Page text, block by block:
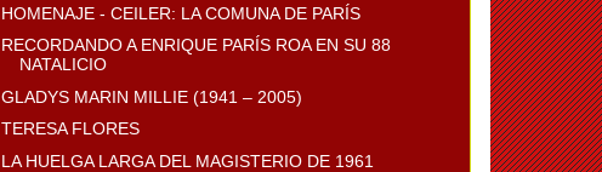
HOMENAJE - CEILER: LA COMUNA DE PARÍS
RECORDANDO A ENRIQUE PARÍS ROA EN SU 88
NATALICIO
GLADYS MARIN MILLIE (1941 – 2005)
TERESA FLORES
LA HUELGA LARGA DEL MAGISTERIO DE 1961